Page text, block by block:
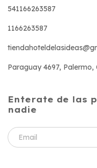
541166263587
1166263587
Paraguay 4697, Palermo,
Enterate de las
nadie